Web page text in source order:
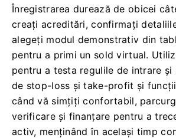
Înregistrarea durează de obicei
creați acreditări, confirmați
alegeți modul demonstrativ din
pentru a primi un sold virtual.
pentru a testa regulile de intrare și
de stop-loss și take-profit și
când vă simțiți confortabil,
verificare și finanțare pentru a
activ, menținând în același timp